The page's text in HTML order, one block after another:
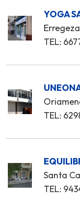
YOGA
TEL:
TEL:
Santa
TEL: